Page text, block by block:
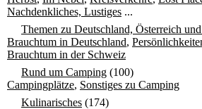
Nachdenkliches, Lustiges ...
Themen zu Deutschland, Österreich
Brauchtum in Deutschland,
Brauchtum in der Schweiz
Rund um Camping (100)
Campingplätze, Sonstiges zu Camping
Kulinarisches (174)